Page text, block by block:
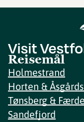
Reisemål
Holmestrand
Horten &
Tønsberg &
Sandefjord